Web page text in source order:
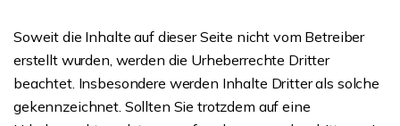
Soweit die Inhalte auf dieser Seite nicht vom Betreiber
erstellt wurden, werden die Urheberrechte Dritter
beachtet. Insbesondere werden Inhalte Dritter als solche
gekennzeichnet. Sollten Sie trotzdem auf eine